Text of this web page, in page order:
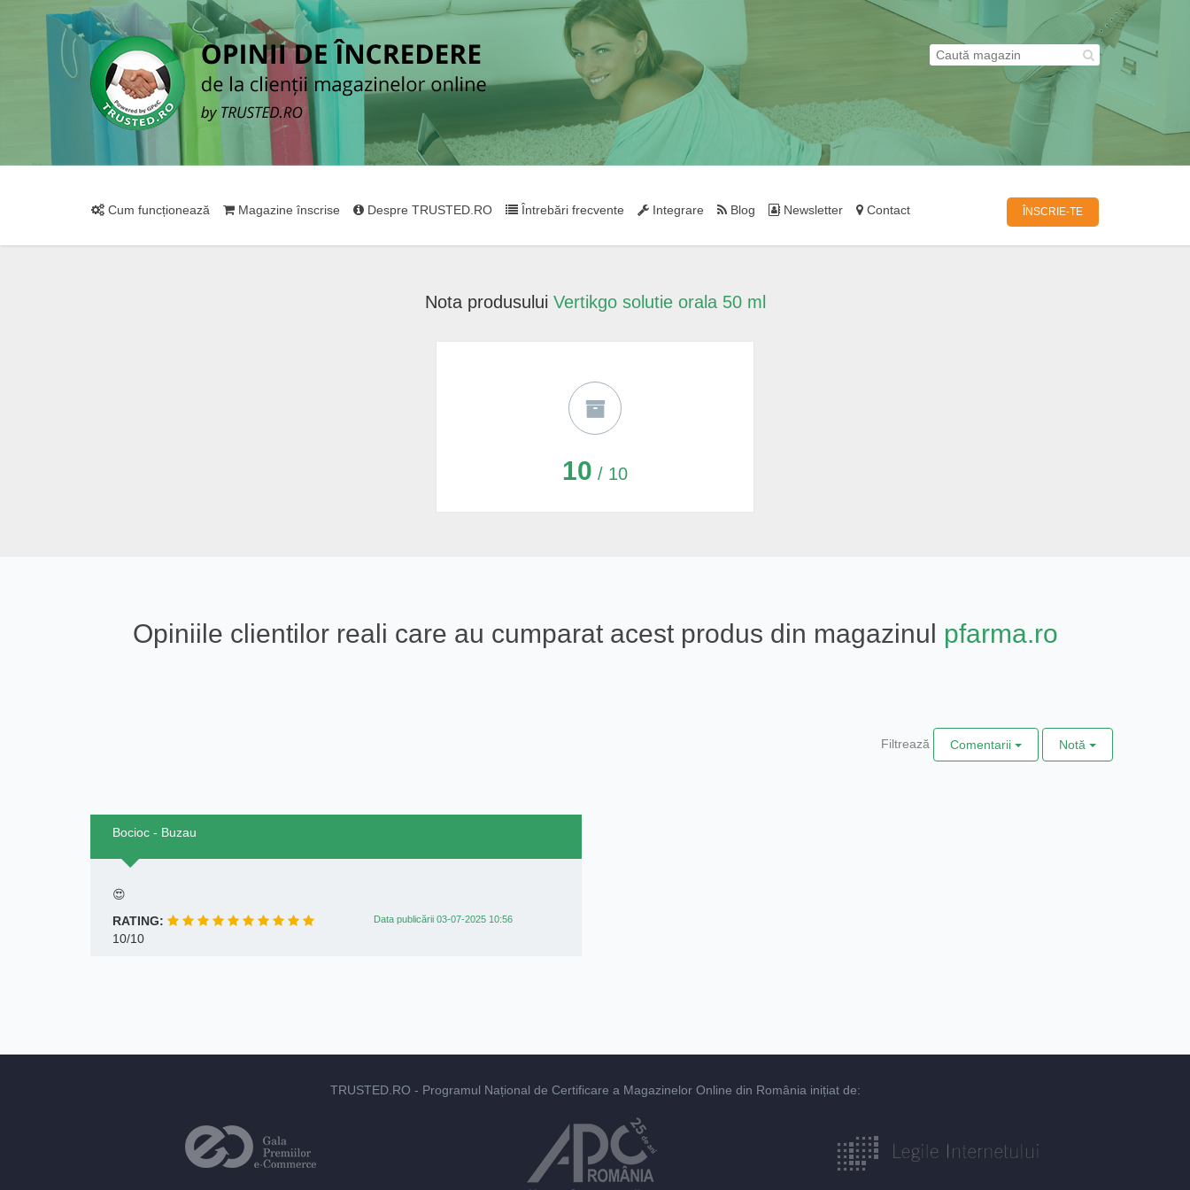
Cum funcționează Magazine înscrise Despre TRUSTED.RO Întrebări frecvente Integrare Blog Newsletter Contact ÎNSCRIE-TE
Nota produsului Vertikgo solutie orala 50 ml
10 / 10
Opiniile clientilor reali care au cumparat acest produs din magazinul pfarma.ro
Filtrează Comentarii Notă
Bocioc - Buzau
😍
RATING:
Data publicării 03-07-2025 10:56
10/10
TRUSTED.RO - Programul Național de Certificare a Magazinelor Online din România inițiat de: